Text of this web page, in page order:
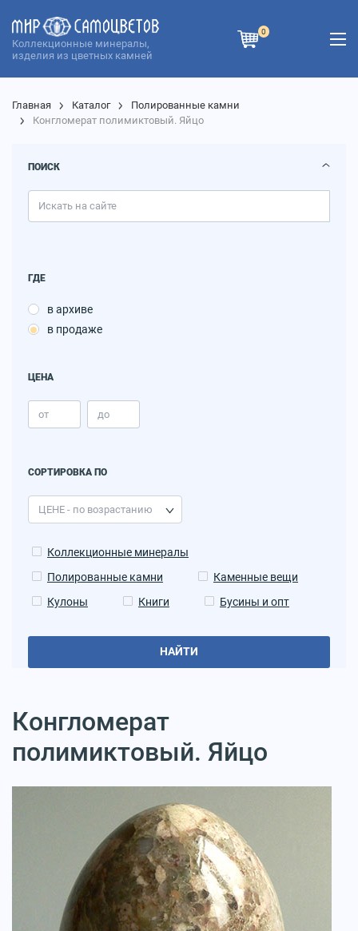
Коллекционные минералы,
изделия из цветных камней
0
Главная Каталог
Полированные камни
Конгломерат полимиктовый. Яйцо
ПОИСК
ГДЕ
в архиве
в продаже
ЦЕНА
СОРТИРОВКА ПО
Коллекционные минералы
Полированные камни
Каменные вещи
Кулоны
Книги Бусины и опт
НАЙТИ
Конгломерат
полимиктовый. Яйцо